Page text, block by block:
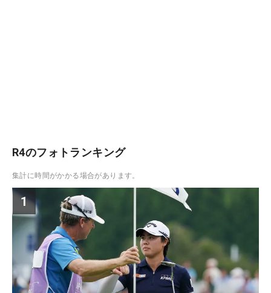
R4のフォトランキング
集計に時間がかかる場合があります。
1